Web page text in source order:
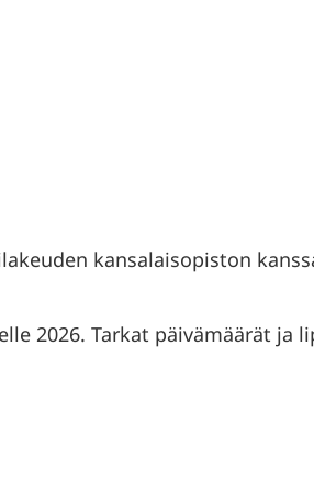
kansalaisopiston
2026. Tarkat päivämäärät ja